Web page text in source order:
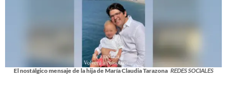
El nostálgico mensaje de la hija de María Claudia Tarazona REDES SOCIALES